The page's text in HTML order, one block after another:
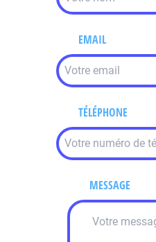
EMAIL
TÉLÉPHONE
MESSAGE